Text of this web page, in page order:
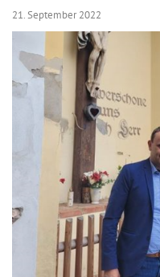
21. September 2022